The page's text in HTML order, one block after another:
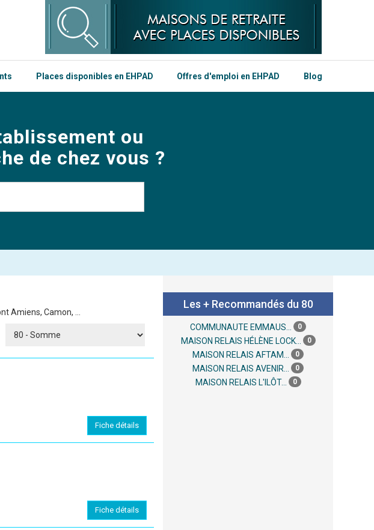
Places disponibles en EHPAD Offres d'emploi en EHPAD Blog
ou
de chez vous ?
Amiens, Camon, ...
Fiche détails
Fiche détails
Les + Recommandés du 80
COMMUNAUTE EMMAUS... 0
MAISON RELAIS HÉLÈNE LOCK... 0
MAISON RELAIS AFTAM... 0
MAISON RELAIS AVENIR... 0
MAISON RELAIS L'ILÔT... 0